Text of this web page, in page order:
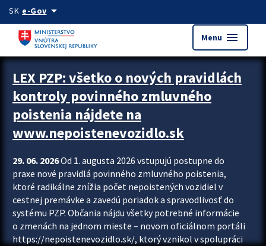
Preskocit na hlavný obsah
SK e-Govarrow_drop_down
Menu menu
Zastavit automatický posun upútavok
LEX PZP: všetko o nových pravidlách
kontroly povinného zmluvného
poistenia nájdete na
www.nepoistenevozidlo.sk
29. 06. 2026Od 1. augusta 2026 vstupujú postupne do
praxe nové pravidlá povinného zmluvného poistenia,
ktoré radikálne znížia počet nepoistených vozidiel v
cestnej premávke a zavedú poriadok a spravodlivosť do
systému PZP. Občania nájdu všetky potrebné informácie
o zmenách na jednom mieste – novom oficiálnom portáli
https://nepoistenevozidlo.sk/, ktorý vznikol v spolupráci